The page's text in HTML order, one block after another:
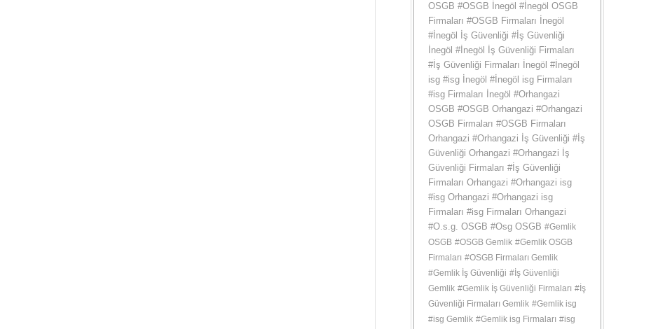
OSGB #OSGB İnegöl # İnegöl OSGB
Firmaları #OSGB Firmaları İnegöl
# İnegöl İş Güvenliği # İş Güvenliği
İnegöl # İnegöl İş Güvenliği Firmaları
# İş Güvenliği Firmaları İnegöl # İnegöl
isg #isg İnegöl # İnegöl isg Firmaları
#isg Firmaları İnegöl #Orhangazi
OSGB #OSGB Orhangazi #Orhangazi
OSGB Firmaları #OSGB Firmaları
Orhangazi #Orhangazi İş Güvenliği # İş
Güvenliği Orhangazi #Orhangazi İş
Güvenliği Firmaları # İş Güvenliği
Firmaları Orhangazi #Orhangazi isg
#isg Orhangazi #Orhangazi isg
Firmaları #isg Firmaları Orhangazi
#O.s.g. OSGB #Osg OSGB #Gemlik
OSGB #OSGB Gemlik #Gemlik OSGB
Firmaları #OSGB Firmaları Gemlik
#Gemlik İş Güvenliği # İş Güvenliği
Gemlik #Gemlik İş Güvenliği Firmaları # İş
Güvenliği Firmaları Gemlik #Gemlik isg
#isg Gemlik #Gemlik isg Firmaları #isg